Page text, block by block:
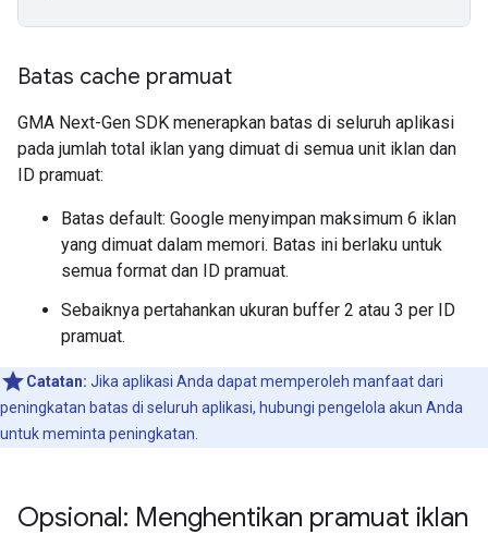
Batas cache pramuat
GMA Next-Gen SDK menerapkan batas di seluruh aplikasi
pada jumlah total iklan yang dimuat di semua unit iklan dan
ID pramuat:
Batas default: Google menyimpan maksimum 6 iklan
yang dimuat dalam memori. Batas ini berlaku untuk
semua format dan ID pramuat.
Sebaiknya pertahankan ukuran buffer 2 atau 3 per ID
pramuat.
Catatan: Jika aplikasi Anda dapat memperoleh manfaat dari
peningkatan batas di seluruh aplikasi, hubungi pengelola akun Anda
untuk meminta peningkatan.
Opsional: Menghentikan pramuat iklan